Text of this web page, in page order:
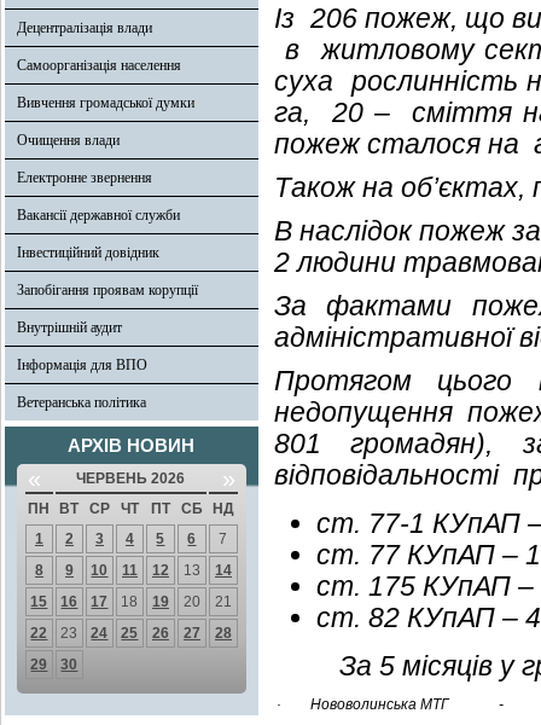
Децентралізація влади
Самоорганізація населення
Вивчення громадської думки
Очищення влади
Електронне звернення
Вакансії державної служби
Інвестиційний довідник
Запобігання проявам корупції
Внутрішній аудит
Інформація для ВПО
Ветеранська політика
АРХІВ НОВИН
« ЧЕРВЕНЬ 2026 »
ПН ВТ СР ЧТ ПТ СБ
НД
1
2 3 4 5 6
7
8
9 10 11 12 13
14
15
16 17 18 19 20
21
22
23 24 25 26 27
28
29
30
Із 206 пожеж, що
в житловому
суха рослинність
га, 20 – сміття на
пожеж сталося на
Також на
В наслідок пожеж
2 людини
За фактами
адміністративної
Протягом цього
недопущення
801 громадян),
відповідальності
ст. 77-1 КУпАП –
ст. 77 КУпАП –
ст. 175 КУпАП –
ст. 82 КУпАП – 4
За 5 місяців у
· Нововолинська МТГ
-